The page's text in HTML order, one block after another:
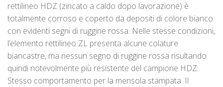
rettilineo HDZ (zincato a caldo dopo lavorazione) è
totalmente corroso e coperto da depositi di colore bianco
con evidenti segni di ruggine rossa. Nelle stesse condizioni,
l’elemento rettilineo ZL presenta alcune colature
biancastre, ma nessun segno di ruggine rossa risultando
quindi notevolmente più resistente del campione HDZ.
Stesso comportamento per la mensola stampata. Il